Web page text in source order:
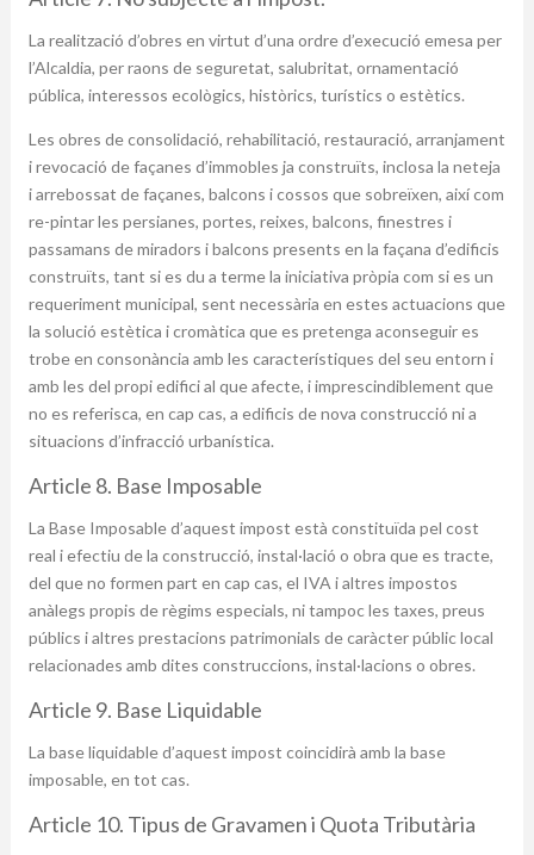
La realització d’obres en virtut d’una ordre d’execució emesa per
l’Alcaldia, per raons de seguretat, salubritat, ornamentació
pública, interessos ecològics, històrics, turístics o estètics.
Les obres de consolidació, rehabilitació, restauració, arranjament
i revocació de façanes d’immobles ja construïts, inclosa la neteja
i arrebossat de façanes, balcons i cossos que sobreïxen, així com
re-pintar les persianes, portes, reixes, balcons, finestres i
passamans de miradors i balcons presents en la façana d’edificis
construïts, tant si es du a terme la iniciativa pròpia com si es un
requeriment municipal, sent necessària en estes actuacions que
la solució estètica i cromàtica que es pretenga aconseguir es
trobe en consonància amb les característiques del seu entorn i
amb les del propi edifici al que afecte, i imprescindiblement que
no es referisca, en cap cas, a edificis de nova construcció ni a
situacions d’infracció urbanística.
Article 8. Base Imposable
La Base Imposable d’aquest impost està constituïda pel cost
real i efectiu de la construcció, instal·lació o obra que es tracte,
del que no formen part en cap cas, el IVA i altres impostos
anàlegs propis de règims especials, ni tampoc les taxes, preus
públics i altres prestacions patrimonials de caràcter públic local
relacionades amb dites construccions, instal·lacions o obres.
Article 9. Base Liquidable
La base liquidable d’aquest impost coincidirà amb la base
imposable, en tot cas.
Article 10. Tipus de Gravamen i Quota Tributària